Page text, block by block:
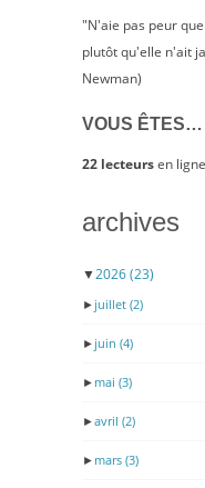
"N'aie pas peur
plutôt qu'elle n'ait
Newman)
VOUS ÊTES…
22 lecteursen ligne
archives
▼2026(23)
► juillet (2)
► juin (4)
► mai (3)
►avril (2)
► mars (3)